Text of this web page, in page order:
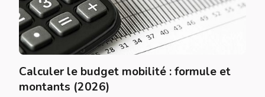
Calculer le budget mobilité : formule et
montants (2026)